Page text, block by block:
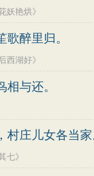
妖艳烘》
醉里归。
西湖好》
与还。
庄儿女各当家
七》